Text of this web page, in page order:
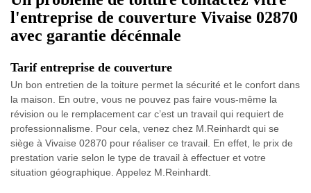
l'entreprise de couverture Vivaise 02870
avec garantie décénnale
Tarif entreprise de couverture
Un bon entretien de la toiture permet la sécurité et le confort dans
la maison. En outre, vous ne pouvez pas faire vous-même la
révision ou le remplacement car c’est un travail qui requiert de
professionnalisme. Pour cela, venez chez M.Reinhardt qui se
siège à Vivaise 02870 pour réaliser ce travail. En effet, le prix de
prestation varie selon le type de travail à effectuer et votre
situation géographique. Appelez M.Reinhardt.